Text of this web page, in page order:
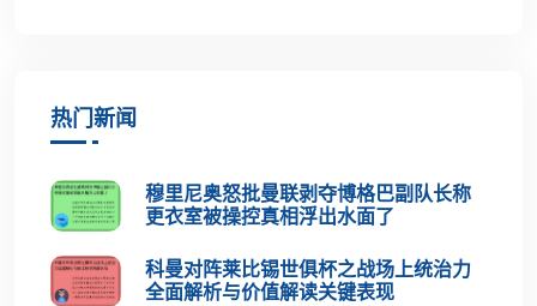
热门新闻
穆里尼奥怒批曼联剥夺博格巴副队长称
更衣室被操控真相浮出水面了
科曼对阵莱比锡世俱杯之战场上统治力
全面解析与价值解读关键表现